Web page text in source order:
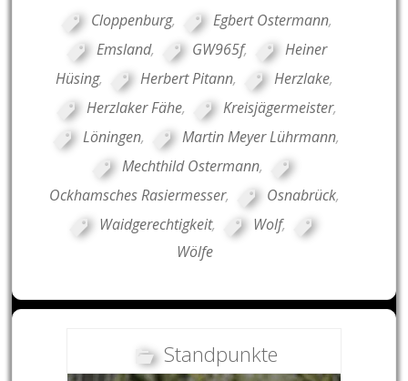
Cloppenburg, Egbert Ostermann,
Emsland, GW965f,
Heiner
Hüsing, Herbert Pitann, Herzlake,
Herzlaker Fähe, Kreisjägermeister,
Löningen, Martin Meyer Lührmann,
Mechthild Ostermann,
Ockhamsches Rasiermesser, Osnabrück,
Waidgerechtigkeit, Wolf,
Wölfe
Standpunkte